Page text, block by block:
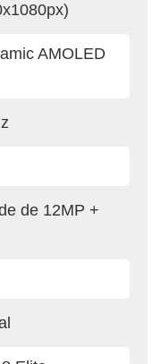
AMOLED
de 12MP +